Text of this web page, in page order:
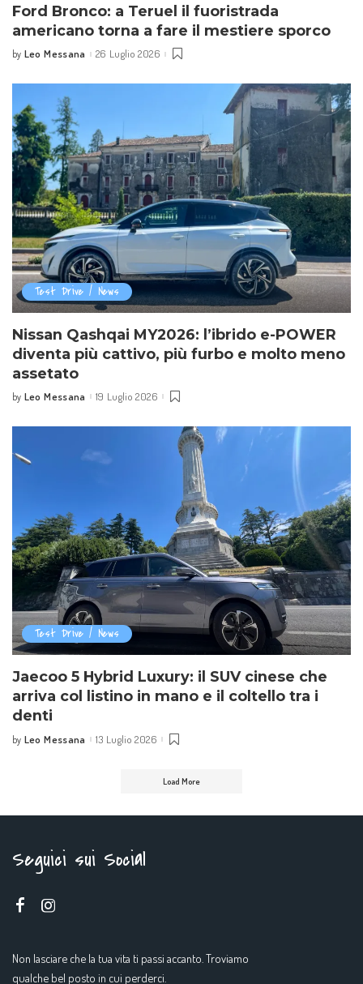
Ford Bronco: a Teruel il fuoristrada
americano torna a fare il mestiere sporco
Posted
by Leo Messana 26 Luglio 2026
Test Drive / News
Nissan Qashqai MY2026: l’ibrido e-POWER
diventa più cattivo, più furbo e molto meno
assetato
Posted
by Leo Messana 19 Luglio 2026
Test Drive / News
Jaecoo 5 Hybrid Luxury: il SUV cinese che
arriva col listino in mano e il coltello tra i
denti
Posted
by Leo Messana 13 Luglio 2026
Load More
Seguici sui Social
Non lasciare che la tua vita ti passi accanto. Troviamo
qualche bel posto in cui perderci.